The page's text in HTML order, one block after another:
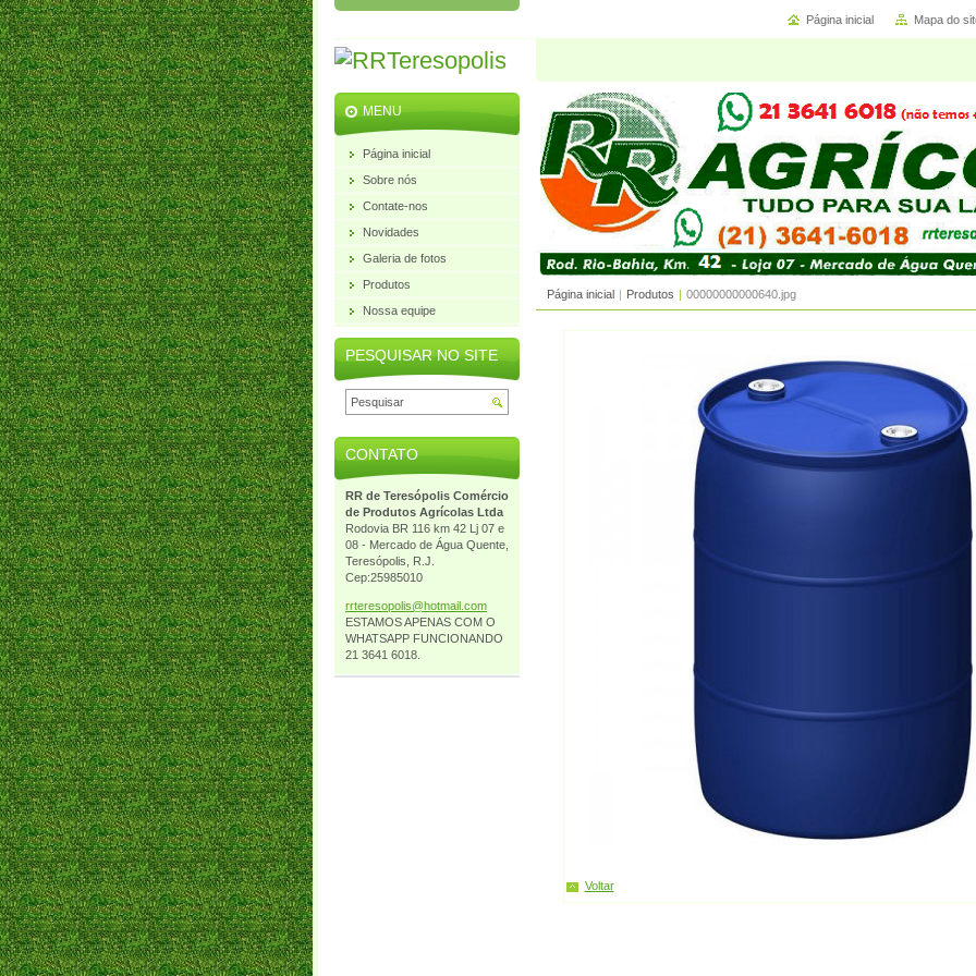
Página inicial | Produtos | 00000000000640.jpg
Voltar
MENU
Página inicial
Sobre nós
Contate-nos
Novidades
Galeria de fotos
Produtos
Nossa equipe
PESQUISAR NO SITE
CONTATO
RR de Teresópolis Comércio
de Produtos Agrícolas Ltda
Rodovia BR 116 km 42 Lj 07 e
08 - Mercado de Água Quente,
Teresópolis, R.J.
Cep:25985010
rrteresopolis@hotmail.com
ESTAMOS APENAS COM O
WHATSAPP FUNCIONANDO
21 3641 6018.
Página inicial Mapa do